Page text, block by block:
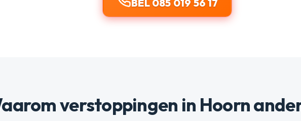
BEL 085 019 56 17
verstoppingen in Hoorn